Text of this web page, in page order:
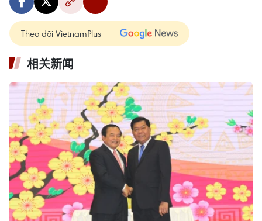
Theo dõi VietnamPlus
相关新闻